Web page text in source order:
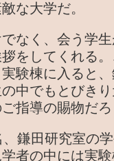
な大学だ。
なく、会う学
をしてくれる
験棟に入ると
中でもとびき
指導の賜物だ
鎌田研究室の
者の中には実